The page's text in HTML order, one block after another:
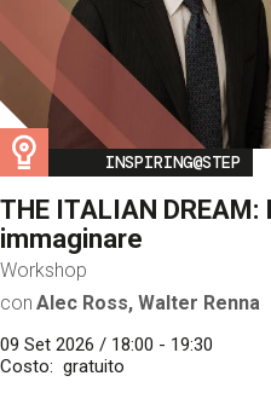
Image
INSPIRING@STEP
THE ITALIAN
immaginare
Workshop
con Alec Ross, Walter Renna
09 Set 2026 / 18:00 - 19:30
Costo
gratuito